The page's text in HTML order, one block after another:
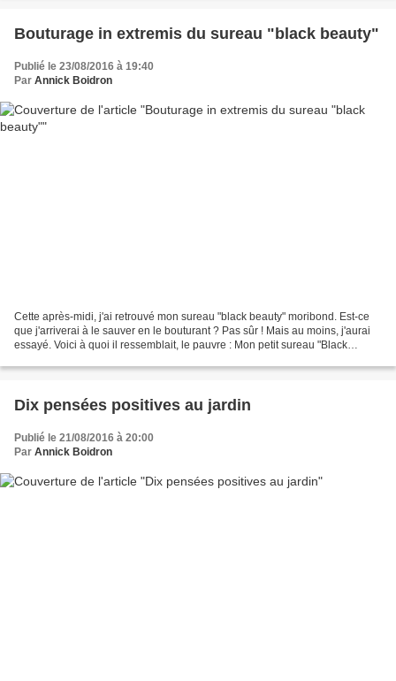
Bouturage in extremis du sureau "black beauty"
Publié le 23/08/2016 à 19:40
Par Annick Boidron
Cette après-midi, j'ai retrouvé mon sureau "black beauty" moribond. Est-ce
que j'arriverai à le sauver en le bouturant ? Pas sûr ! Mais au moins, j'aurai
essayé. Voici à quoi il ressemblait, le pauvre : Mon petit sureau "Black
Dix pensées positives au jardin
Publié le 21/08/2016 à 20:00
Par Annick Boidron